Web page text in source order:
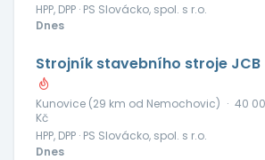
HPP, DPP · PS Slovácko, spol. s r.o.
Dnes
Strojník stavebního stroje
Kunovice (29 km od Nemochovic) · 40
Kč
HPP, DPP · PS Slovácko, spol. s r.o.
Dnes